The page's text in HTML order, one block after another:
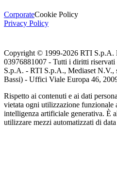
CorporateCookie Policy
Privacy Policy
Copyright © 1999-2026 RTI S.p.A.
03976881007 - Tutti i diritti
S.p.A. - RTI S.p.A., Mediaset N.V.,
Bassi) - Uffici Viale Europa 46,
Rispetto ai contenuti e ai dati
vietata ogni utilizzazione funzionale
intelligenza artificiale generativa. È
utilizzare mezzi automatizzati di